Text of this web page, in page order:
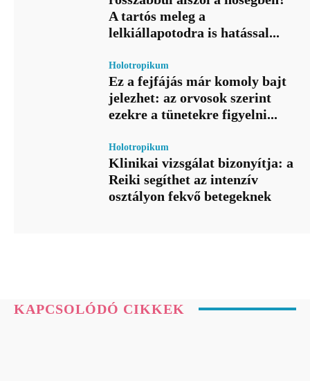
A tartós meleg a
lelkiállapotodra is hatással...
Holotropikum
Ez a fejfájás már komoly bajt
jelezhet: az orvosok szerint
ezekre a tünetekre figyelni...
Holotropikum
Klinikai vizsgálat bizonyítja: a
Reiki segíthet az intenzív
osztályon fekvő betegeknek
KAPCSOLÓDÓ CIKKEK